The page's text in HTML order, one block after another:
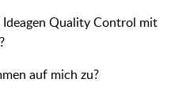
Ideagen Quality Control mit
auf mich zu?